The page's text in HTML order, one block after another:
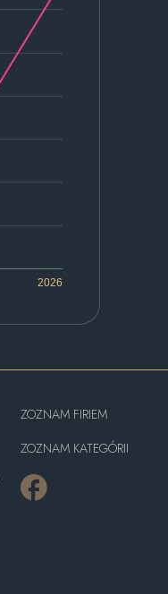
2026
ZOZNAM FIRIEM
ZOZNAM KATEGÓRII